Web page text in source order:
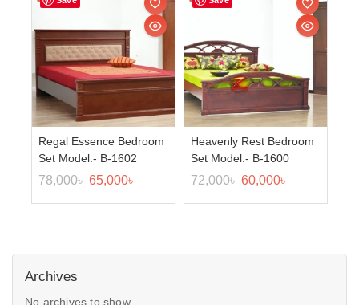
Regal Essence Bedroom
Set Model:- B-1602
78,000৳ 65,000৳
Heavenly Rest Bedroom
Set Model:- B-1600
72,000৳ 60,000৳
Archives
No archives to show.